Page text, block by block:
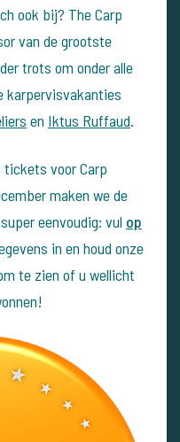
ook bij? The Carp
van de grootste
trots om onder alle
en Iktus Ruffaud.
tickets voor Carp
maken we de
eenvoudig: vul op
in en houd onze
te zien of u wellicht